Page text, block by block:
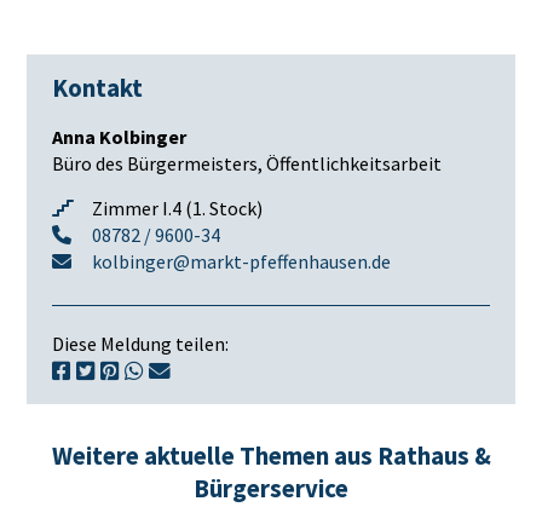
Kontakt
Anna Kolbinger
Büro des Bürgermeisters, Öffentlichkeitsarbeit
Zimmer I.4 (1. Stock)
08782 / 9600-34
kolbinger@markt-pfeffenhausen.de
Diese Meldung teilen:
Weitere aktuelle Themen aus Rathaus &
Bürgerservice